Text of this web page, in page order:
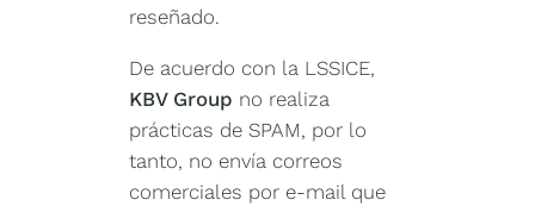
reseñado.
De acuerdo con la LSSICE,
KBV Group no realiza
prácticas de SPAM, por lo
tanto, no envía correos
comerciales por e-mail que